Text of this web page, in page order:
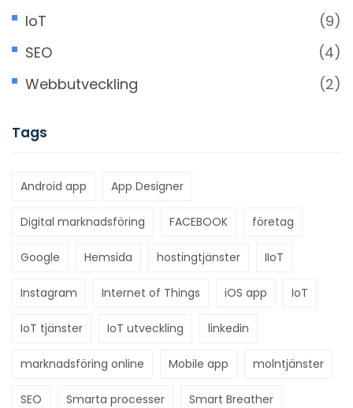
IoT
(9)
SEO
(4)
Webbutveckling
(2)
Tags
Android app App Designer
Digital marknadsföring FACEBOOK företag
Google Hemsida hostingtjänster IIoT
Instagram Internet of Things iOS app IoT
IoT tjänster IoT utveckling linkedin
marknadsföring online Mobile app molntjänster
SEO Smarta processer Smart Breather